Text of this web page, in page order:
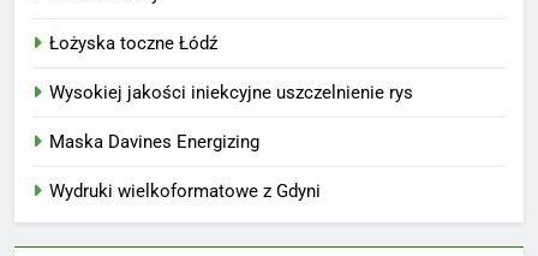
Łożyska toczne Łódź
Wysokiej jakości iniekcyjne uszczelnienie rys
Maska Davines Energizing
Wydruki wielkoformatowe z Gdyni